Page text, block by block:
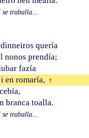
se traballa...
quería
nonos prendía;
fazía
en romaría, †
branca toalla.
se traballa...